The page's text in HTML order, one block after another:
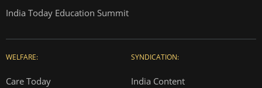
India Today Education Summit
WELFARE:
Care Today
SYNDICATION:
India Content